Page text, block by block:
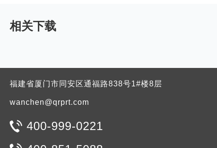
相关下载
福建省厦门市同安区通福路838号1#楼8层
wanchen@qrprt.com
400-999-0221